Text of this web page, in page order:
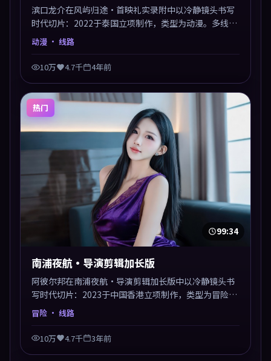
滨口龙介在风屿归途·首映礼实录附中以冷静镜头书写
时代切片：2022于泰国立项制作，类型为动漫。多线叙
事交汇于终局，真相与救赎并行，适合喜欢细读表演的
影迷。摄影与配乐高度统一，城市夜景与内心戏互为镜
像。
动漫 · 线路
10万 4.7千 4年前
热门
99:34
南浦夜航·导演剪辑加长版
阿彼尔邦在南浦夜航·导演剪辑加长版中以冷静镜头书
写时代切片：2023于中国香港立项制作，类型为冒险。
多线叙事交汇于终局，真相与救赎并行，适合喜欢细读
表演的影迷。摄影与配乐高度统一，城市夜景与内心戏
互为镜像。
冒险 · 线路
10万 4.7千 3年前